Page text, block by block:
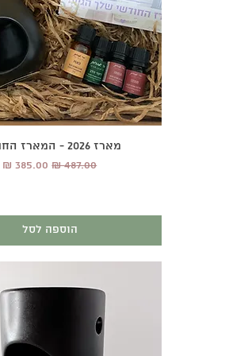
תצוגה מהירה מארז 2026 - המארז החודשי
מחיר רגיל‏487.00 ‏₪ מחיר מבצע
הוספה לסל